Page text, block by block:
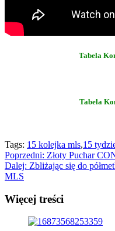
Tabela
Tabela
Tags: 15 kolejka mls,15
Zobacz
wpisy
Poprzedni: Złoty Puchar
Dalej: Zbliżając się do
MLS
Więcej treści